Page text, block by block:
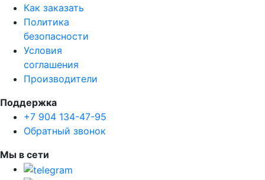
Как заказать
Политика
безопасности
Условия
соглашения
Производители
Поддержка
+7 904 134-47-95
Обратный звонок
Мы в сети